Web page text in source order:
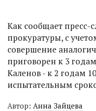
Как сообщает пресс-
прокуратуры, с
совершение
приговорен к 3
Каленов - к 2 годам
испытательным
Автор: Анна Зайцева